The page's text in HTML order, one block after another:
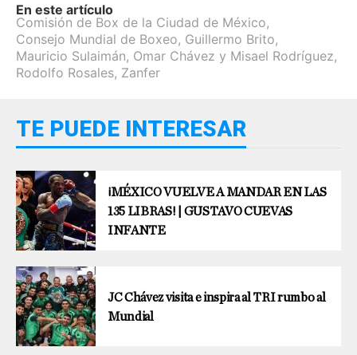
En este artículo
Comisión de Box de la Ciudad de México,
Consejo Mundial de Boxeo, Guillermo Brito,
Mauricio Sulaimán, Omar Chávez y Misael Rodríguez,
Rodolfo Rosales, Zanfer
TE PUEDE INTERESAR
¡MÉXICO VUELVE A MANDAR EN LAS
135 LIBRAS! | GUSTAVO CUEVAS
INFANTE
JC Chávez visita e inspira al TRI rumbo al
Mundial